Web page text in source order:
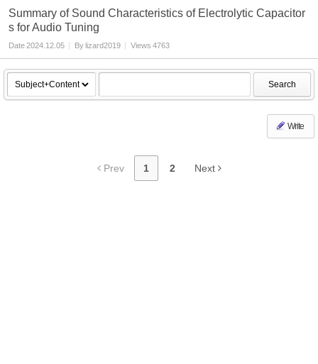
Summary of Sound Characteristics of Electrolytic Capacitor
s for Audio Tuning
Date2024.12.05 Bylizard2019 Views 4763
Search
Write
Prev 1 2 Next